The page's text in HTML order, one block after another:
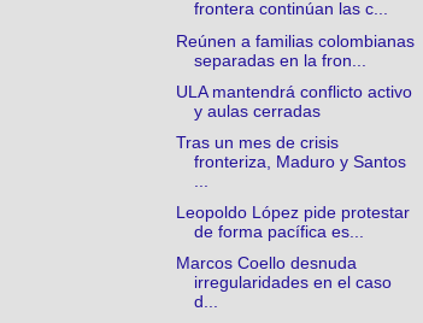
frontera continúan las c...
Reúnen a familias colombianas
separadas en la fron...
ULA mantendrá conflicto activo
y aulas cerradas
Tras un mes de crisis
fronteriza, Maduro y Santos
Leopoldo López pide protestar
de forma pacífica es...
Marcos Coello desnuda
irregularidades en el caso
d...